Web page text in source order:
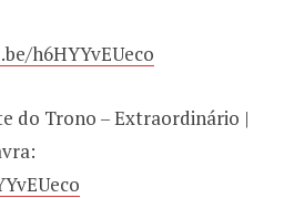
h6HYYvEUeco
do Trono – Extraordinário |